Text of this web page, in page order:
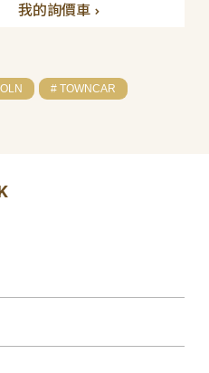
我的詢價車
# TOWNCAR